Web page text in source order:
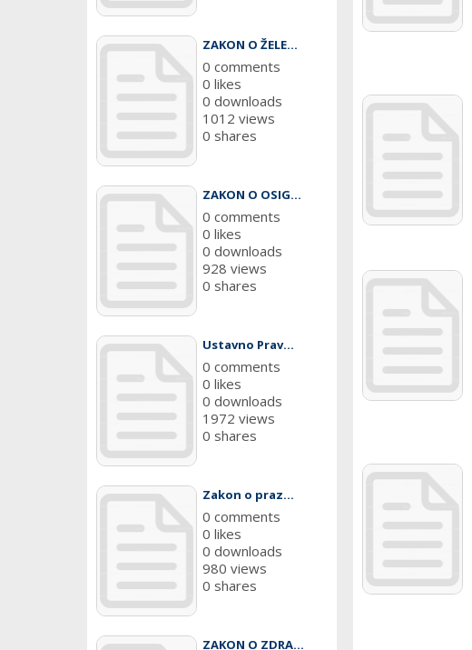
ZAKON O ŽELE...
0 comments
0 likes
0 downloads
1012 views
0 shares
ZAKON O OSIG...
0 comments
0 likes
0 downloads
928 views
0 shares
Ustavno Prav...
0 comments
0 likes
0 downloads
1972 views
0 shares
Zakon o praz...
0 comments
0 likes
0 downloads
980 views
0 shares
ZAKON O ZDRA...